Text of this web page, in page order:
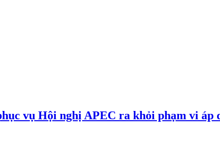
vụ Hội nghị APEC ra khỏi phạm vi áp